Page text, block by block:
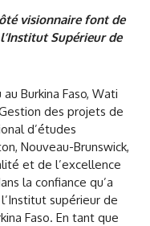
visionnaire font de
Supérieur de
Burkina Faso, Wati
des projets de
d’études
Nouveau-Brunswick,
et de l’excellence
la confiance qu’a
supérieur de
Faso. En tant que